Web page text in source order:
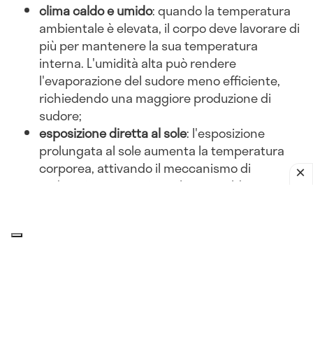
clima caldo e umido: quando la temperatura
ambientale è elevata, il corpo deve lavorare di
più per mantenere la sua temperatura
interna. L'umidità alta può rendere
l'evaporazione del sudore meno efficiente,
richiedendo una maggiore produzione di
sudore;
esposizione diretta al sole: l'esposizione
prolungata al sole aumenta la temperatura
corporea, attivando il meccanismo di
sudorazione per evitare il surriscaldamento;